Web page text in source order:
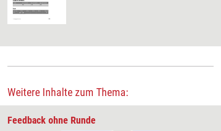
Weitere Inhalte zum Thema:
Feedback ohne Runde